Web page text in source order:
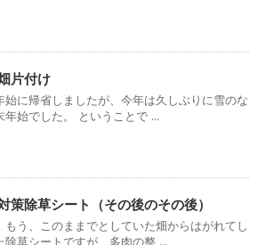
片付け
始に帰省しましたが、今年は久しぶりに雪のな
年始でした。 ということで ...
策除草シート（その後のその後）
もう、このままでとしていた畑からはがれてし
除草シートですが、多肉の整 ...